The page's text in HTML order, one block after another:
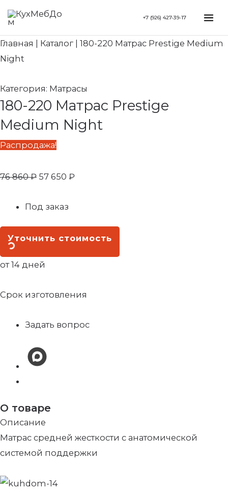
Перейти
содержимому
+7 (926) 427-39-17
Главная Каталог
180-220 Матрас Prestige Medium
Night
Категория: Матрасы
180-220 Матрас Prestige
Medium Night
Распродажа!
76 860₽
Первоначальная
составляла
57 650 ₽
57
Под заказ
Уточнить стоимость
от 14 дней
Срок изготовления
Задать вопрос
О товаре
Описание
Матрас средней жесткости с анатомической
системой поддержки
Search...